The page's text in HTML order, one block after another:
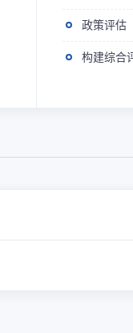
政策评估
构建综合